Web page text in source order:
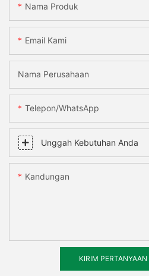
Nama Produk
Email Kami
Nama Perusahaan
Telepon/WhatsApp
Unggah Kebutuhan Anda
Kandungan
KIRIM